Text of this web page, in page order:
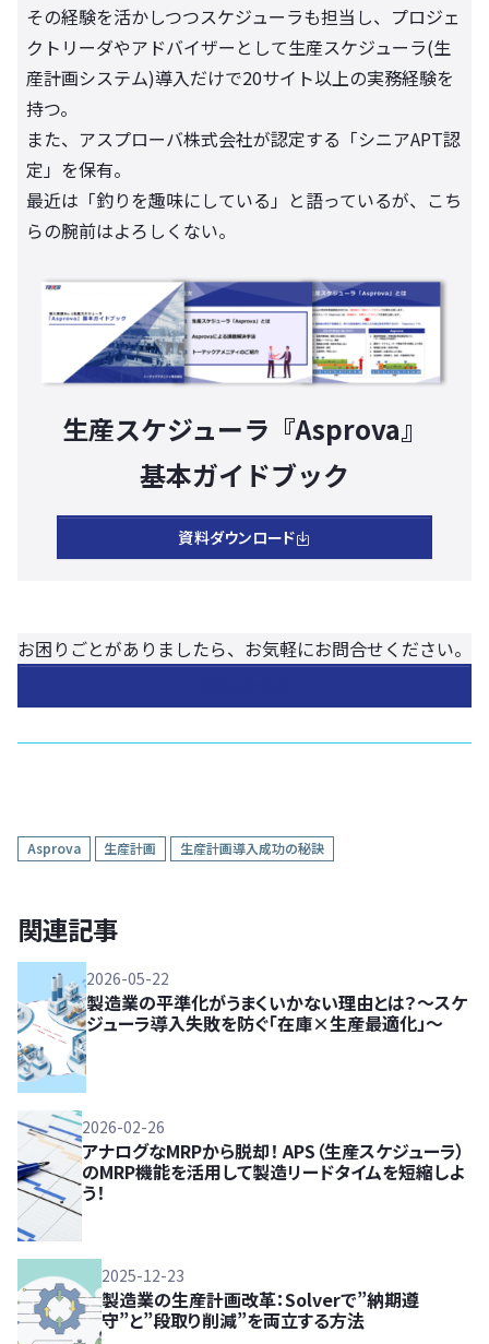
その経験を活かしつつスケジューラも担当し、プロジェ
クトリーダやアドバイザーとして生産スケジューラ(生
産計画システム)導入だけで20サイト以上の実務経験を
持つ。
また、アスプローバ株式会社が認定する「シニアAPT認
定」を保有。
最近は「釣りを趣味にしている」と語っているが、こち
らの腕前はよろしくない。
生産スケジューラ『Asprova』
基本ガイドブック
資料ダウンロード
お困りごとがありましたら、お気軽にお問合せください。
Asprova 生産計画 生産計画導入成功の秘訣
関連記事
2026-05-22
製造業の平準化がうまくいかない理由とは？～スケ
ジューラ導入失敗を防ぐ「在庫×生産最適化」～
2026-02-26
アナログなMRPから脱却！ APS（生産スケジューラ）
のMRP機能を活用して製造リードタイムを短縮しよ
う！
2025-12-23
製造業の生産計画改革：Solverで”納期遵
守”と”段取り削減”を両立する方法